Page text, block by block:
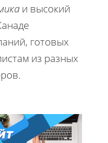
и высокий
готовых
из разных